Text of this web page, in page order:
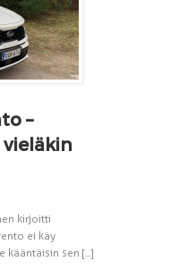
–
kirjoitti
ei käy
kääntäisin sen [...]